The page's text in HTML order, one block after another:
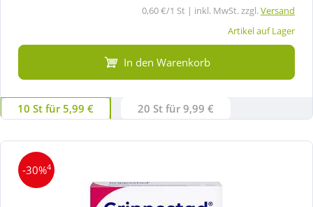
0,60 €/1 St | inkl. MwSt. zzgl.Versand
Artikel auf Lager
In den Warenkorb
10 St für 5,99 € 20 St für 9,99 €
-30%4